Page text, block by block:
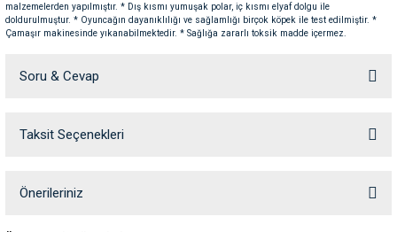
Su Kabları
Seyahat Ürünleri
malzemelerden yapılmıştır. * Dış kısmı yumuşak polar, iç kısmı elyaf dolgu ile
doldurulmuştur. * Oyuncağın dayanıklılığı ve sağlamlığı birçok köpek ile test edilmiştir. *
Çamaşır makinesinde yıkanabilmektedir. * Sağlığa zararlı toksik madde içermez.
Soru & Cevap
Ürün hakkında henüz soru sorulmamış.
Taksit Seçenekleri
Önerileriniz